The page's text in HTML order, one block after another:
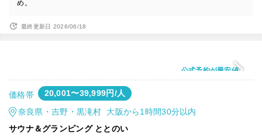
め。
最終更新日 2026/06/18
公式予約が最安値
価格帯 20,001〜39,999円/人
奈良県・吉野・黒滝村 大阪から1時間30分以内
サウナ＆グランピング ととのい